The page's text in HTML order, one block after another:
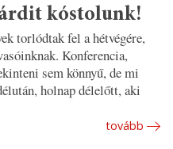
kóstolunk!
torlódtak fel a hétvégére,
Konferencia,
sem könnyű, de mi
holnap délelőtt, aki
tovább